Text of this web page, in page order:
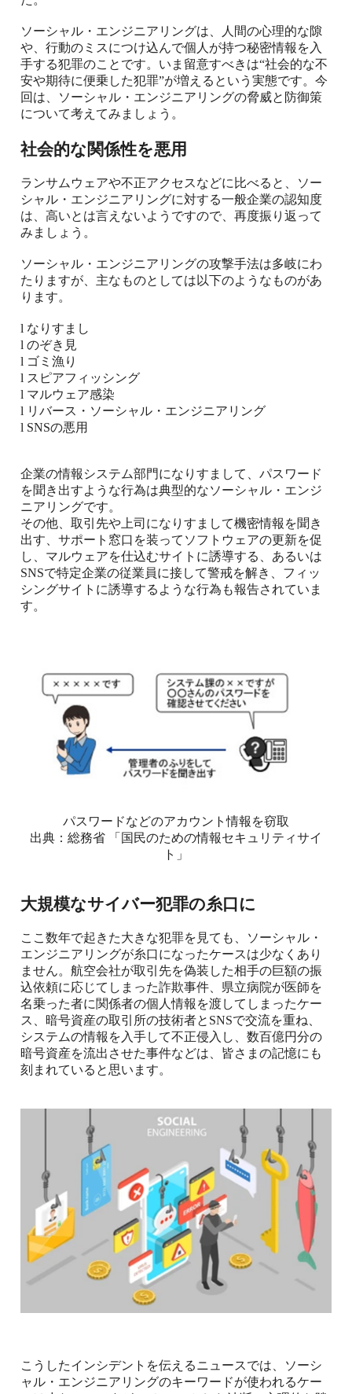
ソーシャル・エンジニアリングは、人間の心理的な隙
や、行動のミスにつけ込んで個人が持つ秘密情報を入
手する犯罪のことです。いま留意すべきは“社会的な不
安や期待に便乗した犯罪”が増えるという実態です。今
回は、ソーシャル・エンジニアリングの脅威と防御策
について考えてみましょう。
社会的な関係性を悪用
ランサムウェアや不正アクセスなどに比べると、ソー
シャル・エンジニアリングに対する一般企業の認知度
は、高いとは言えないようですので、再度振り返って
みましょう。
ソーシャル・エンジニアリングの攻撃手法は多岐にわ
たりますが、主なものとしては以下のようなものがあ
ります。
l なりすまし
l のぞき見
l ゴミ漁り
l スピアフィッシング
l マルウェア感染
l リバース・ソーシャル・エンジニアリング
l SNSの悪用
企業の情報システム部門になりすまして、パスワード
を聞き出すような行為は典型的なソーシャル・エンジ
ニアリングです。
その他、取引先や上司になりすまして機密情報を聞き
出す、サポート窓口を装ってソフトウェアの更新を促
し、マルウェアを仕込むサイトに誘導する、あるいは
SNSで特定企業の従業員に接して警戒を解き、フィッ
シングサイトに誘導するような行為も報告されていま
す。
パスワードなどのアカウント情報を窃取
出典：総務省 「国民のための情報セキュリティサイ
ト」
大規模なサイバー犯罪の糸口に
ここ数年で起きた大きな犯罪を見ても、ソーシャル・
エンジニアリングが糸口になったケースは少なくあり
ません。航空会社が取引先を偽装した相手の巨額の振
込依頼に応じてしまった詐欺事件、県立病院が医師を
名乗った者に関係者の個人情報を渡してしまったケー
ス、暗号資産の取引所の技術者と SNSで交流を重ね、
システムの情報を入手して不正侵入し、数百億円分の
暗号資産を流出させた事件などは、皆さまの記憶にも
刻まれていると思います。
こうしたインシデントを伝えるニュースでは、ソーシ
ャル・エンジニアリングのキーワードが使われるケー